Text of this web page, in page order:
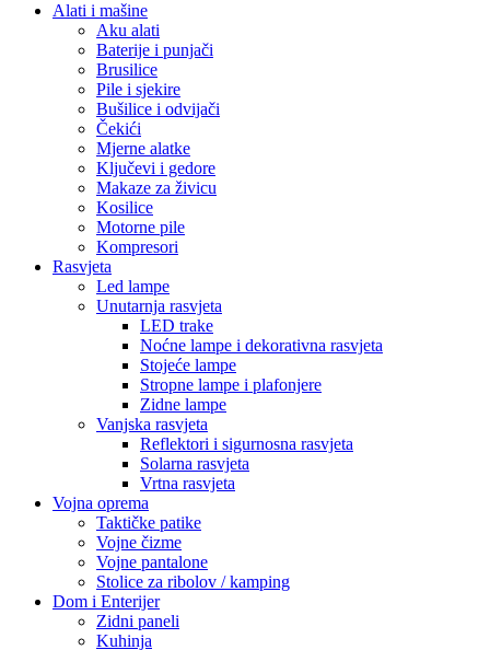
Alati i mašine
Aku alati
Baterije i punjači
Brusilice
Pile i sjekire
Bušilice i odvijači
Čekići
Mjerne alatke
Ključevi i gedore
Makaze za živicu
Kosilice
Motorne pile
Kompresori
Rasvjeta
Led lampe
Unutarnja rasvjeta
LED trake
Noćne lampe i dekorativna rasvjeta
Stojeće lampe
Stropne lampe i plafonjere
Zidne lampe
Vanjska rasvjeta
Reflektori i sigurnosna rasvjeta
Solarna rasvjeta
Vrtna rasvjeta
Vojna oprema
Taktičke patike
Vojne čizme
Vojne pantalone
Stolice za ribolov / kamping
Dom i Enterijer
Zidni paneli
Kuhinja